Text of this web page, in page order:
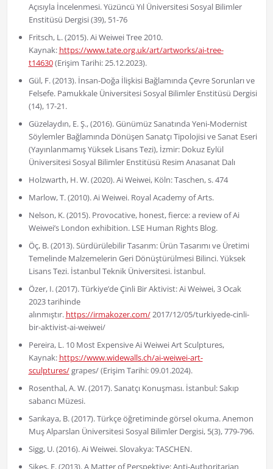
Açısıyla İncelenmesi. Yüzüncü Yıl Üniversitesi Sosyal Bilimler
Enstitüsü Dergisi (39), 51-76
Fritsch, L. (2015). Ai Weiwei Tree 2010.
Kaynak: https://www.tate.org.uk/art/artworks/ai-tree-
t14630(Erişim Tarihi: 25.12.2023).
Gül, F. (2013). İnsan-Doğa İlişkisi Bağlamında Çevre Sorunları ve
Felsefe. Pamukkale Üniversitesi Sosyal Bilimler Enstitüsü Dergisi
(14), 17-21.
Güzelaydın, E. Ş., (2016). Günümüz Sanatında Yeni-Modernist
Söylemler Bağlamında Dönüşen Sanatçı Tipolojisi ve Sanat Eseri
(Yayınlanmamış Yüksek Lisans Tezi), İzmir: Dokuz Eylül
Üniversitesi Sosyal Bilimler Enstitüsü Resim Anasanat Dalı
Holzwarth, H. W. (2020). Ai Weiwei, Köln: Taschen, s. 474
Marlow, T. (2010). Ai Weiwei. Royal Academy of Arts.
Nelson, K. (2015). Provocative, honest, fierce: a review of Ai
Weiwei’s London exhibition. LSE Human Rights Blog.
Öç, B. (2013). Sürdürülebilir Tasarım: Ürün Tasarımı ve Üretimi
Temelinde Malzemelerin Geri Dönüştürülmesi Bilinci. Yüksek
Lisans Tezi. İstanbul Teknik Üniversitesi. İstanbul.
Özer, I. (2017). Türkiye’de Çinli Bir Aktivist: Ai Weiwei, 3 Ocak
2023 tarihinde
alınmıştır. https://irmakozer.com/2017/12/05/turkiyede-cinli-
bir-aktivist-ai-weiwei/
Pereira, L. 10 Most Expensive Ai Weiwei Art Sculptures,
Kaynak: https://www.widewalls.ch/ai-weiwei-art-
sculptures/grapes/ (Erişim Tarihi: 09.01.2024).
Rosenthal, A. W. (2017). Sanatçı Konuşması. İstanbul: Sakıp
sabancı Müzesi.
Sarıkaya, B. (2017). Türkçe öğretiminde görsel okuma. Anemon
Muş Alparslan Üniversitesi Sosyal Bilimler Dergisi, 5(3), 779-796.
Sigg, U. (2016). Ai Weiwei. Slovakya: TASCHEN.
Sikes, E. (2013). A Matter of Perspektive: Anti-Authoritarian